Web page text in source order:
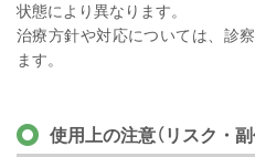
状態により異なります。
治療方針や対応については、診
ます。
使用上の注意（リスク・副